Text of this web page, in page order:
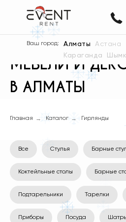
Ваш город: Астана
Алматы
Караганда
АРЕНДА
МЕБЕЛИ И
В АЛМАТЫ
Главная → Каталог → Гирлянды
Все Стулья Барные
Коктейльные столы Барные
Подтарельники Тарелки
Приборы Посуда